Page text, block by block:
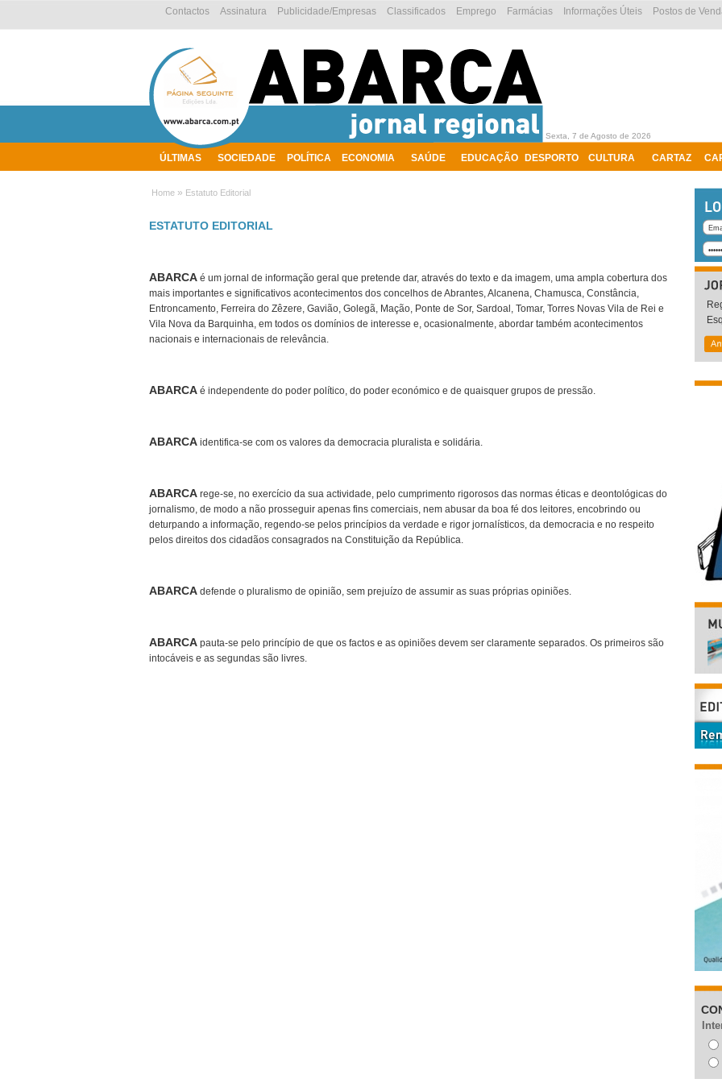
ÚLTIMAS SOCIEDADE POLÍTICA ECONOMIA SAÚDE EDUCAÇÃO DESPORTO CULTURA CARTAZ
Postos de
Informações Úteis
Farmácias
Emprego
Classificados
Publicidade/Empresas
Assinatura
Contactos
Sexta, 7 de Agosto de 2026
Home » Estatuto Editorial
ESTATUTO EDITORIAL
ABARCA é um jornal de informação geral que pretende dar, através do texto e da imagem, uma ampla cobertura dos
mais importantes e significativos acontecimentos dos concelhos de Abrantes, Alcanena, Chamusca, Constância,
Entroncamento, Ferreira do Zêzere, Gavião, Golegã, Mação, Ponte de Sor, Sardoal, Tomar, Torres Novas Vila de Rei e
Vila Nova da Barquinha, em todos os domínios de interesse e, ocasionalmente, abordar também acontecimentos
nacionais e internacionais de relevância.
ABARCA é independente do poder político, do poder económico e de quaisquer grupos de pressão.
ABARCA identifica-se com os valores da democracia pluralista e solidária.
ABARCA rege-se, no exercício da sua actividade, pelo cumprimento rigorosos das normas éticas e deontológicas do
jornalismo, de modo a não prosseguir apenas fins comerciais, nem abusar da boa fé dos leitores, encobrindo ou
deturpando a informação, regendo-se pelos princípios da verdade e rigor jornalísticos, da democracia e no respeito
pelos direitos dos cidadãos consagrados na Constituição da República.
ABARCA defende o pluralismo de opinião, sem prejuízo de assumir as suas próprias opiniões.
ABARCA pauta-se pelo princípio de que os factos e as opiniões devem ser claramente separados. Os primeiros são
intocáveis e as segundas são livres.